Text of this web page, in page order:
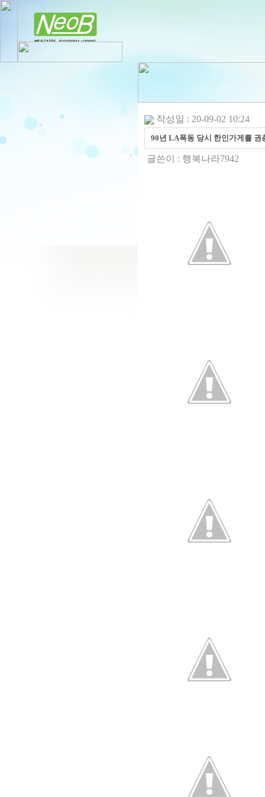
작성일 : 20-09-02 10:24
90년 LA폭동 당시 한인가게를 권
글쓴이 : 행복나라7942